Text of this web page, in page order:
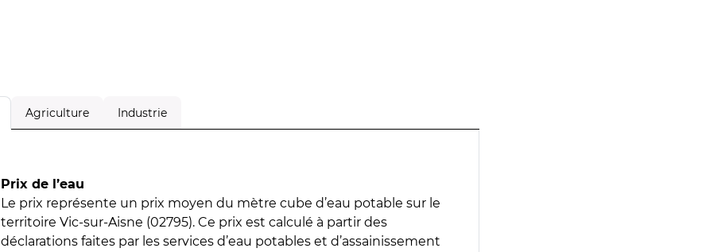
Agriculture Industrie
Prix de l’eau
Le prix représente un prix moyen du mètre cube d’eau potable sur le
territoire Vic-sur-Aisne (02795). Ce prix est calculé à partir des
déclarations faites par les services d’eau potables et d’assainissement